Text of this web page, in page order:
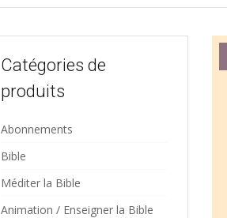
Catégories de
produits
Abonnements
Bible
Méditer la Bible
Animation / Enseigner la Bible